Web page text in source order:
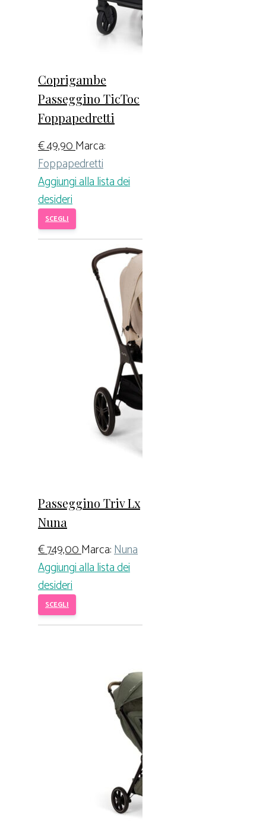
Coprigambe
Passeggino TicToc
Foppapedretti
€49,90Marca:
Foppapedretti
Aggiungi alla lista dei
desideri
SCEGLI
Passeggino Triv Lx
Nuna
€749,00Marca:Nuna
Aggiungi alla lista dei
desideri
SCEGLI